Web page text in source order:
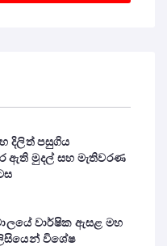
දිලිත් පසුගිය
ඇති මුදල් සහ මැතිවරණ
වාර්ෂික ඇසළ මහ
විශේෂ